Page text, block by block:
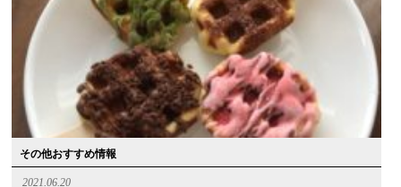
その他おすすめ情報
2021.06.20